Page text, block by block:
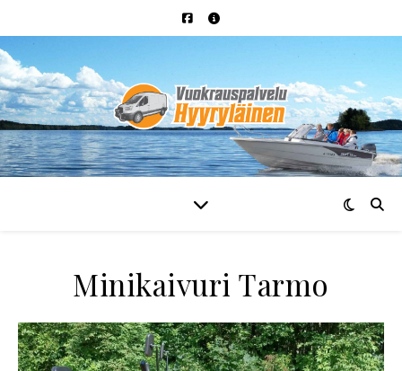
Minikaivuri Tarmo